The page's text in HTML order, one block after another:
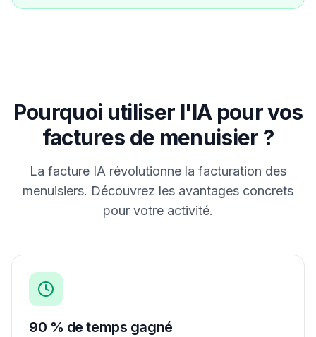
Pourquoi utiliser l'IA pour vos
factures de menuisier ?
La facture IA révolutionne la facturation des
menuisiers. Découvrez les avantages concrets
pour votre activité.
90 % de temps gagné